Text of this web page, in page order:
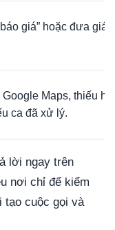
giá” hoặc đưa giá
Google Maps, thiếu
ca đã xử lý.
lời ngay trên
nơi chỉ để kiểm
tạo cuộc gọi và